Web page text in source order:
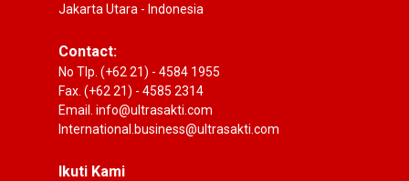
Jakarta Utara - Indonesia
Contact:
No Tlp. (+62 21) - 4584 1955
Fax. (+62 21) - 4585 2314
Email. info@ultrasakti.com
International.business@ultrasakti.com
Ikuti Kami